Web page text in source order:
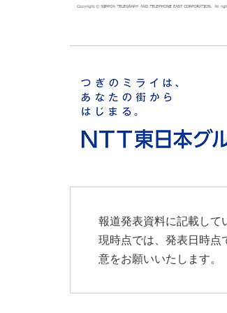
報道発表資料に記載して
現時点では、発表日時点
意をお願いいたします。